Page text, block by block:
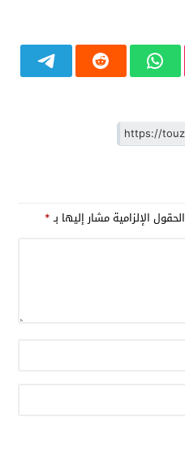
الحقول الإلزامية مشار إليها بـ*